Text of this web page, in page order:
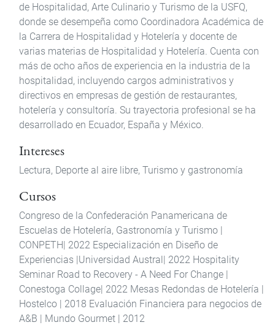
de Hospitalidad, Arte Culinario y Turismo de la USFQ,
donde se desempeña como Coordinadora Académica de
la Carrera de Hospitalidad y Hotelería y docente de
varias materias de Hospitalidad y Hotelería. Cuenta con
más de ocho años de experiencia en la industria de la
hospitalidad, incluyendo cargos administrativos y
directivos en empresas de gestión de restaurantes,
hotelería y consultoría. Su trayectoria profesional se ha
desarrollado en Ecuador, España y México.
Intereses
Lectura, Deporte al aire libre, Turismo y gastronomía
Cursos
Congreso de la Confederación Panamericana de
Escuelas de Hotelería, Gastronomía y Turismo |
CONPETH| 2022 Especialización en Diseño de
Experiencias |Universidad Austral| 2022 Hospitality
Seminar Road to Recovery - A Need For Change |
Conestoga Collage| 2022 Mesas Redondas de Hotelería |
Hostelco | 2018 Evaluación Financiera para negocios de
A&B | Mundo Gourmet | 2012